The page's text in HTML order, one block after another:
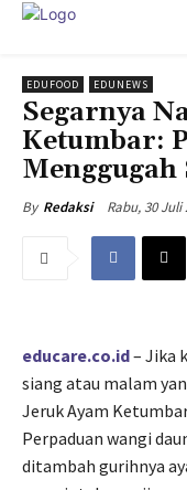
EDUFOOD EDUNEWS
Segarnya
Ketumbar:
Menggugah
By Redaksi Rabu, 30 Juli
educare.co.id– Jika
siang atau malam
Jeruk Ayam
Perpaduan wangi
ditambah gurihnya